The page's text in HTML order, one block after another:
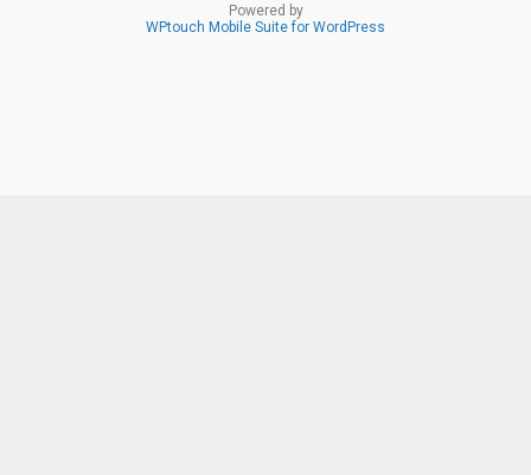
Powered by
WPtouch Mobile Suite for WordPress